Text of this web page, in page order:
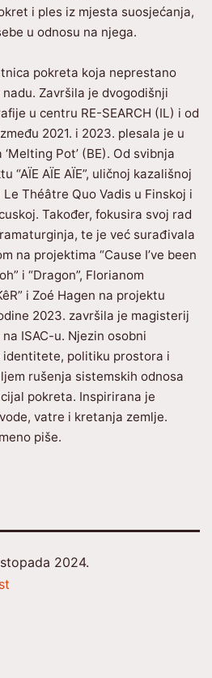
i ples iz mjesta suosjećanja,
u odnosu na njega.
pokreta koja neprestano
Završila je dvogodišnji
u centru RE-SEARCH (IL) i od
2021. i 2023. plesala je u
Pot’ (BE). Od svibnja
“AÏE AÏE AÏE”, uličnoj kazališnoj
Théâtre Quo Vadis u Finskoj i
Također, fokusira svoj rad
te je već surađivala
na projektima “Cause I’ve been
i “Dragon”, Florianom
i Zoé Hagen na projektu
2023. završila je magisterij
ISAC-u. Njezin osobni
politiku prostora i
rušenja sistemskih odnosa
pokreta. Inspirirana je
vatre i kretanja zemlje.
piše.
2024.